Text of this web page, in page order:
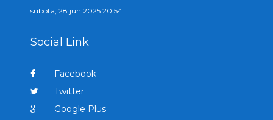
subota, 28 jun 2025 20:54
Social Link
Facebook
Twitter
Google Plus